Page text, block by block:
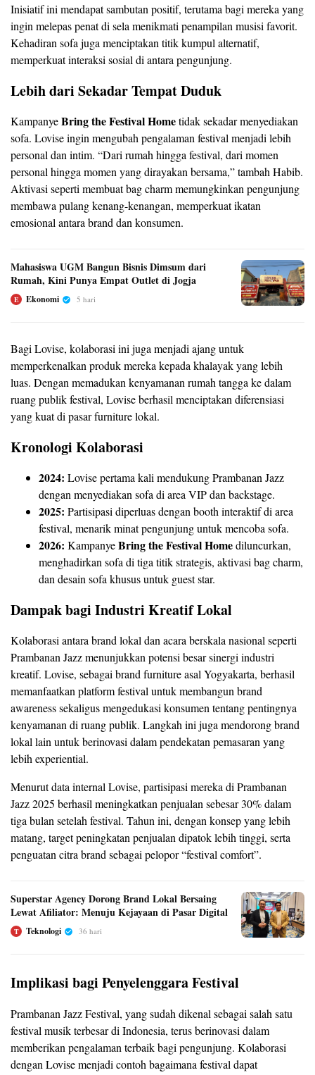
Inisiatif ini mendapat sambutan positif, terutama bagi mereka yang
ingin melepas penat di sela menikmati penampilan musisi favorit.
Kehadiran sofa juga menciptakan titik kumpul alternatif,
memperkuat interaksi sosial di antara pengunjung.
Lebih dari Sekadar Tempat Duduk
KampanyeBring the Festival Hometidak sekadar menyediakan
sofa. Lovise ingin mengubah pengalaman festival menjadi lebih
personal dan intim. “Dari rumah hingga festival, dari momen
personal hingga momen yang dirayakan bersama,” tambah Habib.
Aktivasi seperti membuat bag charm memungkinkan pengunjung
membawa pulang kenang-kenangan, memperkuat ikatan
emosional antara brand dan konsumen.
Mahasiswa UGM Bangun Bisnis Dimsum dari
Rumah, Kini Punya Empat Outlet di Jogja
E Ekonomi 5 hari
Bagi Lovise, kolaborasi ini juga menjadi ajang untuk
memperkenalkan produk mereka kepada khalayak yang lebih
luas. Dengan memadukan kenyamanan rumah tangga ke dalam
ruang publik festival, Lovise berhasil menciptakan diferensiasi
yang kuat di pasar furniture lokal.
Kronologi Kolaborasi
2024: Lovise pertama kali mendukung Prambanan Jazz
dengan menyediakan sofa di area VIP dan backstage.
2025: Partisipasi diperluas dengan booth interaktif di area
festival, menarik minat pengunjung untuk mencoba sofa.
2026: KampanyeBring the Festival Homediluncurkan,
menghadirkan sofa di tiga titik strategis, aktivasi bag charm,
dan desain sofa khusus untuk guest star.
Dampak bagi Industri Kreatif Lokal
Kolaborasi antara brand lokal dan acara berskala nasional seperti
Prambanan Jazz menunjukkan potensi besar sinergi industri
kreatif. Lovise, sebagai brand furniture asal Yogyakarta, berhasil
memanfaatkan platform festival untuk membangun brand
awareness sekaligus mengedukasi konsumen tentang pentingnya
kenyamanan di ruang publik. Langkah ini juga mendorong brand
lokal lain untuk berinovasi dalam pendekatan pemasaran yang
lebih experiential.
Menurut data internal Lovise, partisipasi mereka di Prambanan
Jazz 2025 berhasil meningkatkan penjualan sebesar 30% dalam
tiga bulan setelah festival. Tahun ini, dengan konsep yang lebih
matang, target peningkatan penjualan dipatok lebih tinggi, serta
penguatan citra brand sebagai pelopor “festival comfort”.
Superstar Agency Dorong Brand Lokal Bersaing
Lewat Afiliator: Menuju Kejayaan di Pasar Digital
T Teknologi 36 hari
Implikasi bagi Penyelenggara Festival
Prambanan Jazz Festival, yang sudah dikenal sebagai salah satu
festival musik terbesar di Indonesia, terus berinovasi dalam
memberikan pengalaman terbaik bagi pengunjung. Kolaborasi
dengan Lovise menjadi contoh bagaimana festival dapat